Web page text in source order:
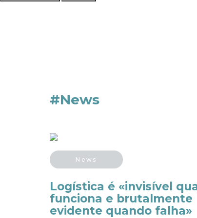
#News
News
Logística é «invisível
funciona e brutalmente
evidente quando falha»